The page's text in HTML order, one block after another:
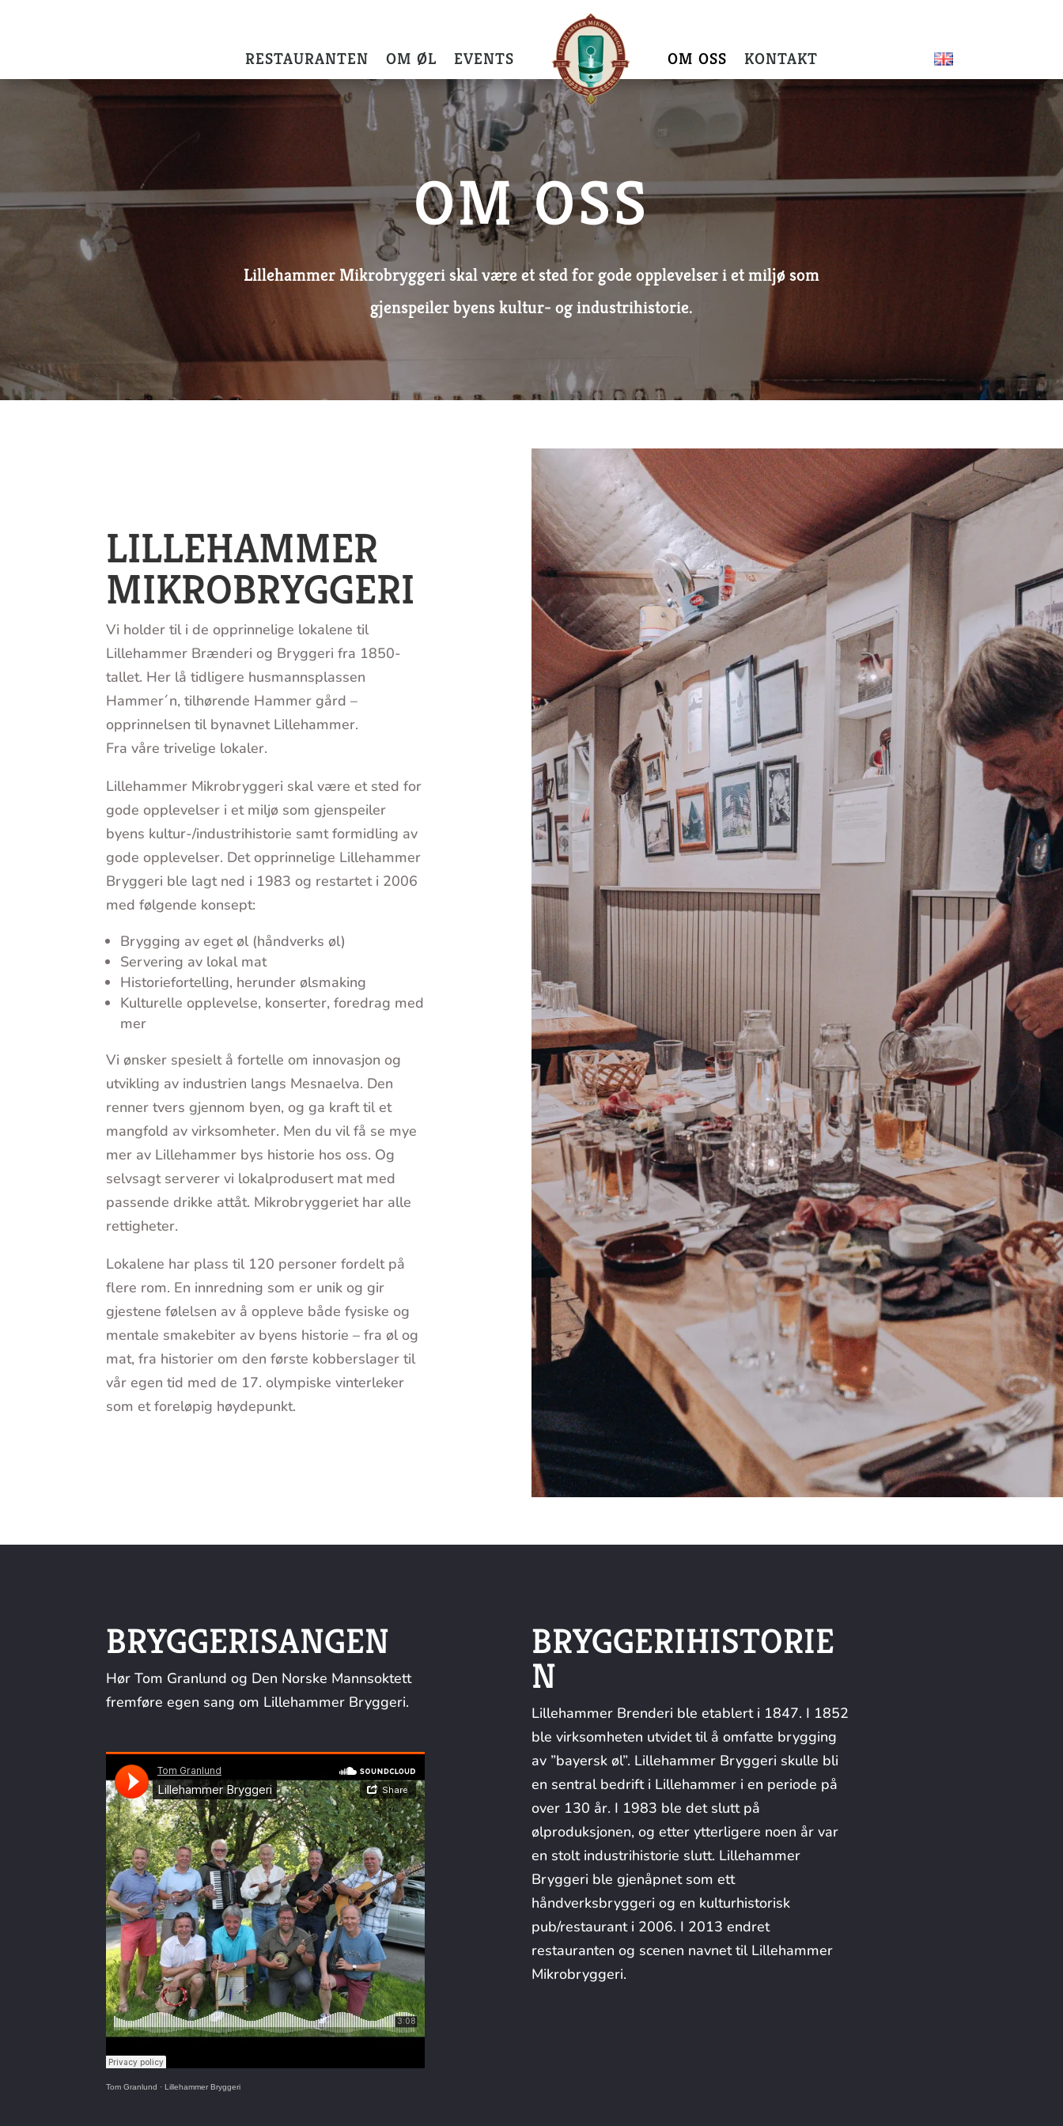
RESTAURANTEN OM ØL EVENTS OM OSS KONTAKT
OM OSS
Lillehammer Mikrobryggeri skal være et sted for gode opplevelser i et miljø som
gjenspeiler byens kultur- og industrihistorie.
LILLEHAMMER
MIKROBRYGGERI
Vi holder til i de opprinnelige lokalene til
Lillehammer Brænderi og Bryggeri fra 1850-
tallet. Her lå tidligere husmannsplassen
Hammer´n, tilhørende Hammer gård –
opprinnelsen til bynavnet Lillehammer.
Fra våre trivelige lokaler.
Lillehammer Mikrobryggeri skal være et sted for
gode opplevelser i et miljø som gjenspeiler
byens kultur-/industrihistorie samt formidling av
gode opplevelser. Det opprinnelige Lillehammer
Bryggeri ble lagt ned i 1983 og restartet i 2006
med følgende konsept:
Brygging av eget øl (håndverks øl)
Servering av lokal mat
Historiefortelling, herunder ølsmaking
Kulturelle opplevelse, konserter, foredrag med
mer
Vi ønsker spesielt å fortelle om innovasjon og
utvikling av industrien langs Mesnaelva. Den
renner tvers gjennom byen, og ga kraft til et
mangfold av virksomheter. Men du vil få se mye
mer av Lillehammer bys historie hos oss. Og
selvsagt serverer vi lokalprodusert mat med
passende drikke attåt. Mikrobryggeriet har alle
rettigheter.
Lokalene har plass til 120 personer fordelt på
flere rom. En innredning som er unik og gir
gjestene følelsen av å oppleve både fysiske og
mentale smakebiter av byens historie – fra øl og
mat, fra historier om den første kobberslager til
vår egen tid med de 17. olympiske vinterleker
som et foreløpig høydepunkt.
BRYGGERISANGEN
Hør Tom Granlund og Den Norske Mannsoktett
fremføre egen sang om Lillehammer Bryggeri.
Tom Granlund · Lillehammer Bryggeri
BRYGGERIHISTORIE
N
Lillehammer Brenderi ble etablert i 1847. I 1852
ble virksomheten utvidet til å omfatte brygging
av ”bayersk øl”. Lillehammer Bryggeri skulle bli
en sentral bedrift i Lillehammer i en periode på
over 130 år. I 1983 ble det slutt på
ølproduksjonen, og etter ytterligere noen år var
en stolt industrihistorie slutt. Lillehammer
Bryggeri ble gjenåpnet som ett
håndverksbryggeri og en kulturhistorisk
pub/restaurant i 2006. I 2013 endret
restauranten og scenen navnet til Lillehammer
Mikrobryggeri.